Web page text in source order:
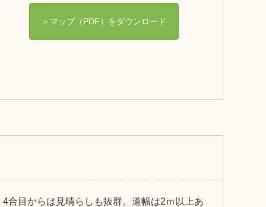
＞マップ（PDF）をダウンロード
4合目からは見晴らしも抜群。道幅は2ｍ以上あ